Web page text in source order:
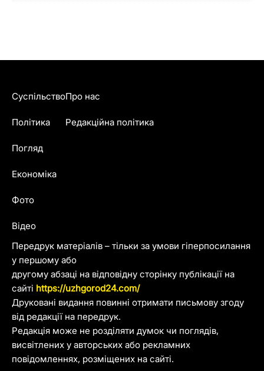
Передрук матеріалів – тільки за умови гіперпосилання
у першому або
другому абзаці на відповідну сторінку публікації на
сайті https://uzhgorod24.com/
Друковані видання повинні отримати письмову згоду
від редакції на передрук.
Редакція може не розділяти думок чи поглядів,
висвітлених у авторських або рекламних
повідомленнях, розміщених на сайті.
Суспільство
Політика
Погляд
Економіка
Фото
Відео
Про нас
Редакційна політика